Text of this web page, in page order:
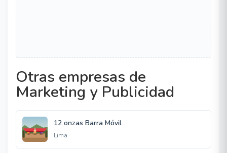
Otras empresas de
Marketing y Publicidad
12 onzas Barra Móvil
Lima